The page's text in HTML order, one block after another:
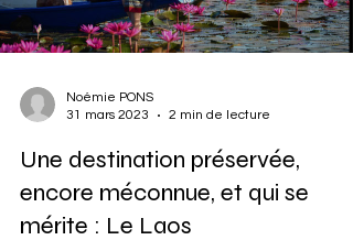
31 mars 2023
2 min de lecture
Une destination préservée,
encore méconnue, et qui se